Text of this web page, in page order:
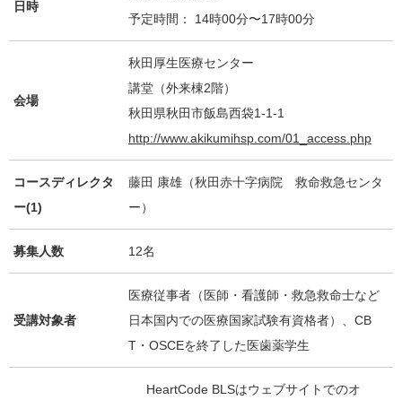
日時
予定時間： 14時00分〜17時00分
会場
秋田厚生医療センター
講堂（外来棟2階）
秋田県秋田市飯島西袋1-1-1
http://www.akikumihsp.com/01_access.php
コースディレクタ
ー(1)
藤田 康雄（秋田赤十字病院 救命救急センタ
ー）
募集人数 12名
受講対象者
医療従事者（医師・看護師・救急救命士など
日本国内での医療国家試験有資格者）、CB
T・OSCEを終了した医歯薬学生
HeartCode BLSはウェブサイトでのオ